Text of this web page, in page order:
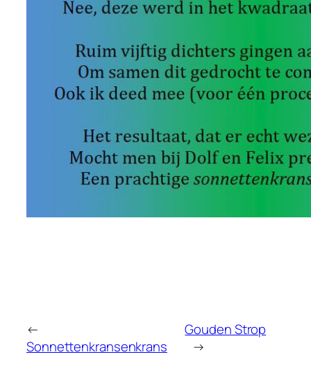
←
Sonnettenkransenkrans
Gouden Strop
→